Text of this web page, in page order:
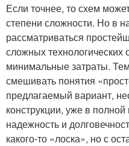
Если точнее, то схем
степени сложности. Но в
рассматриваться
сложных
минимальные затраты.
смешивать понятия
предлагаемый вариант,
конструкции, уже в
надежность и
какого-то «лоска», но с